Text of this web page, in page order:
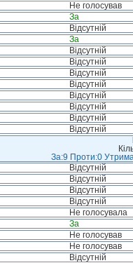
Не голосував
За
Відсутній
За
Відсутній
Відсутній
Відсутній
Відсутній
Відсутній
Відсутній
Відсутній
Відсутній
За:9 Проти:0
Відсутній
Відсутній
Відсутній
Відсутній
Не голосувала
За
Не голосував
Не голосував
Відсутній